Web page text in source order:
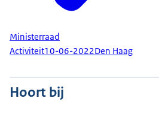
Ministerraad
Activiteit10-06-2022Den Haag
Hoort bij